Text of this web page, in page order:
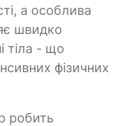
а особлива
швидко
тіла - що
фізичних
робить